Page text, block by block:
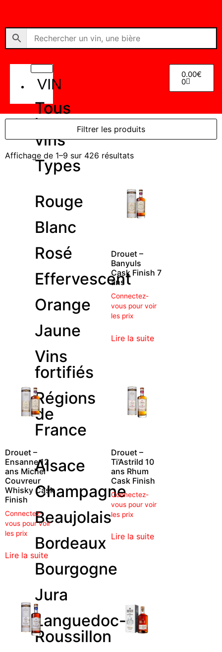
VIN
Tous
les
vins
Types
Rouge
Blanc
Rosé
Effervescent
Orange
Jaune
Vins
fortifiés
Régions
de
France
Alsace
Champagne
Beaujolais
Bordeaux
Bourgogne
Jura
Languedoc-
Roussillon
0.00€
0
Filtrer les produits
Affichage de 1–9 sur 426 résultats
Drouet –
Banyuls
Cask Finish 7
ans
Connectez-
vous pour voir
les prix
Lire la suite
Drouet –
Ensanne 12
ans Michel
Couvreur
Whisky Cask
Finish
Connectez-
vous pour voir
les prix
Lire la suite
Drouet –
Ti’Astrild 10
ans Rhum
Cask Finish
Connectez-
vous pour voir
les prix
Lire la suite